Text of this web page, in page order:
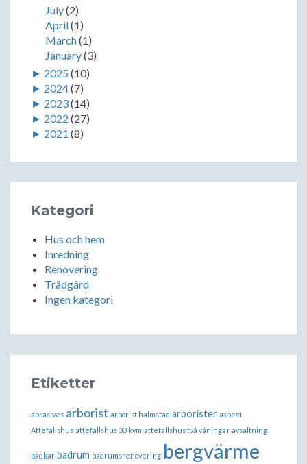
July(2)
April(1)
March(1)
January(3)
► 2025 (10)
► 2024(7)
► 2023(14)
► 2022 (27)
► 2021 (8)
Kategori
Hus och hem
Inredning
Renovering
Trädgård
Ingen kategori
Etiketter
abrasives arborist arborist halmstad arborister asbest
Attefallshus attefallshus 30 kvm attefallshus två våningar avsaltning
badkar badrum badrumsrenovering bergvärme